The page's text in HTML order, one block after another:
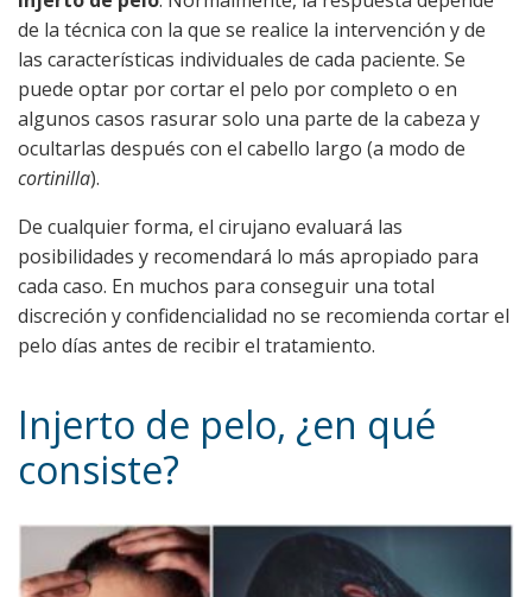
de la técnica con la que se realice la intervención y de
las características individuales de cada paciente. Se
puede optar por cortar el pelo por completo o en
algunos casos rasurar solo una parte de la cabeza y
ocultarlas después con el cabello largo (a modo de
cortinilla).
De cualquier forma, el cirujano evaluará las
posibilidades y recomendará lo más apropiado para
cada caso. En muchos para conseguir una total
discreción y confidencialidad no se recomienda cortar el
pelo días antes de recibir el tratamiento.
Injerto de pelo, ¿en qué
consiste?